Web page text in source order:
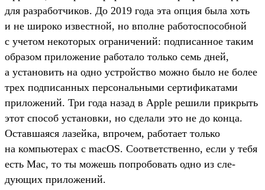
для раз­работ­чиков. До 2019 года эта опция была хоть
и не широко извес­тной, но впол­не работос­пособ­ной
с уче­том некото­рых огра­ниче­ний: под­писан­ное таким
обра­зом при­ложе­ние работа­ло толь­ко семь дней,
а уста­новить на одно устрой­ство мож­но было не более
трех под­писан­ных пер­сональ­ными сер­тифика­тами
при­ложе­ний. Три года назад в Apple решили прик­рыть
этот спо­соб уста­нов­ки, но сде­лали это не до кон­ца.
Оставша­яся лазей­ка, впро­чем, работа­ет толь­ко
на компь­юте­рах с macOS. Соот­ветс­твен­но, если у тебя
есть Mac, то ты можешь поп­робовать одно из сле­
дующих при­ложе­ний.